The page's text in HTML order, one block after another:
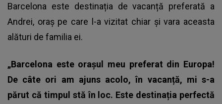
Barcelona este destinația de vacanță preferată a
Andrei, oraș pe care l-a vizitat chiar și vara aceasta
alături de familia ei.
„Barcelona este orașul meu preferat din Europa!
De câte ori am ajuns acolo, în vacanță, mi s-a
părut că timpul stă în loc. Este destinația perfectă